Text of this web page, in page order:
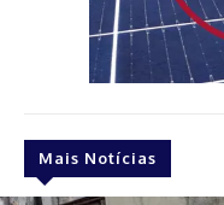
Mais Notícias